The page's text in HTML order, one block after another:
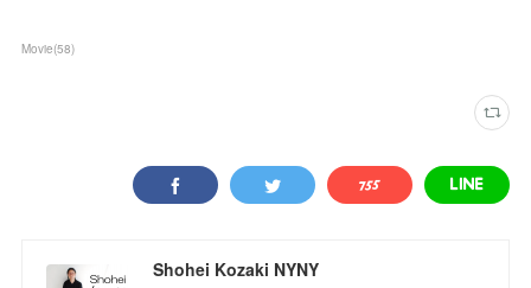
Movie(58)
Shohei Kozaki NYNY